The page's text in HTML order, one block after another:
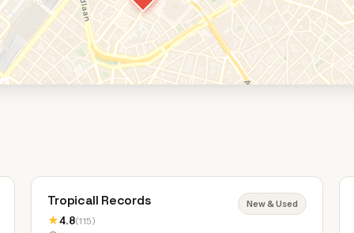
Tropicall Records
★4.8(115)
New & Used